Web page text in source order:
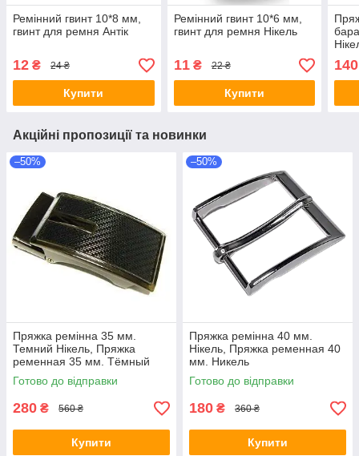
Ремінний гвинт 10*8 мм,
гвинт для ремня Антік
12 ₴ 24 ₴
Купити
Ремінний гвинт 10*6 мм,
гвинт для ремня Нікель
11₴ 22 ₴
Купити
с
140
Акційні пропозиції та новинки
–50%
Пряжка ремінна 35 мм.
Темний Нікель, Пряжка
ременная 35 мм. Тёмный
Никель
Готово до відправки
280 ₴ 560 ₴
Купити
–50%
Пряжка ремінна 40 мм.
Нікель, Пряжка ременная 40
мм. Никель
Готово до відправки
180 ₴ 360 ₴
Купити